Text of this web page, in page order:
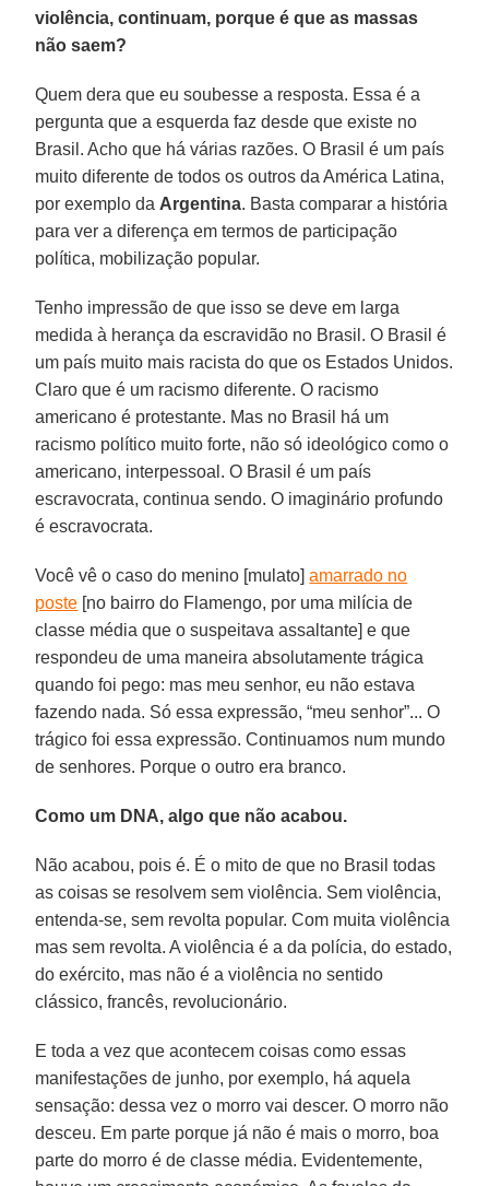
violência, continuam, porque é que as massas
não saem?
Quem dera que eu soubesse a resposta. Essa é a
pergunta que a esquerda faz desde que existe no
Brasil. Acho que há várias razões. O Brasil é um país
muito diferente de todos os outros da América Latina,
por exemplo da Argentina. Basta comparar a história
para ver a diferença em termos de participação
política, mobilização popular.
Tenho impressão de que isso se deve em larga
medida à herança da escravidão no Brasil. O Brasil é
um país muito mais racista do que os Estados Unidos.
Claro que é um racismo diferente. O racismo
americano é protestante. Mas no Brasil há um
racismo político muito forte, não só ideológico como o
americano, interpessoal. O Brasil é um país
escravocrata, continua sendo. O imaginário profundo
é escravocrata.
Você vê o caso do menino [mulato]amarrado no
poste [no bairro do Flamengo, por uma milícia de
classe média que o suspeitava assaltante] e que
respondeu de uma maneira absolutamente trágica
quando foi pego: mas meu senhor, eu não estava
fazendo nada. Só essa expressão, “meu senhor”... O
trágico foi essa expressão. Continuamos num mundo
de senhores. Porque o outro era branco.
Como um DNA, algo que não acabou.
Não acabou, pois é. É o mito de que no Brasil todas
as coisas se resolvem sem violência. Sem violência,
entenda-se, sem revolta popular. Com muita violência
mas sem revolta. A violência é a da polícia, do estado,
do exército, mas não é a violência no sentido
clássico, francês, revolucionário.
E toda a vez que acontecem coisas como essas
manifestações de junho, por exemplo, há aquela
sensação: dessa vez o morro vai descer. O morro não
desceu. Em parte porque já não é mais o morro, boa
parte do morro é de classe média. Evidentemente,